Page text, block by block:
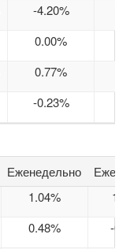
-4.20%
0.00%
0.77%
-0.23%
Еженедельно
1.04%
0.48% -